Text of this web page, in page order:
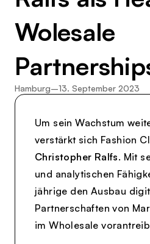
Wolesale
Hamburg–13. September 2023
Um sein Wachstum
verstärkt sich Fashion
Christopher Ralfs. Mit
und analytischen
jährige den Ausbau
Partnerschaften von
im Wholesale